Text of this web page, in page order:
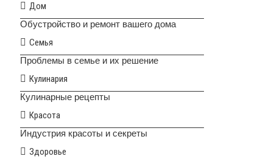
Дом
Обустройство и ремонт вашего дома
Семья
Проблемы в семье и их решение
Кулинария
Кулинарные рецепты
Красота
Индустрия красоты и секреты
Здоровье